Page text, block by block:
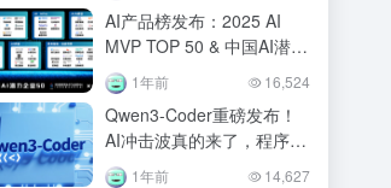
AI产品榜发布：2025 AI
MVP TOP 50 & 中国AI潜力
企业TOP50！
1年前 16,524
Qwen3-Coder重磅发布！
AI冲击波真的来了，程序员
会因此失业么？
1年前 14,627